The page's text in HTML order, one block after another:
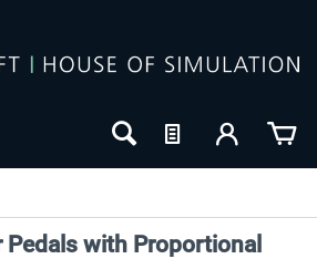
with Proportional